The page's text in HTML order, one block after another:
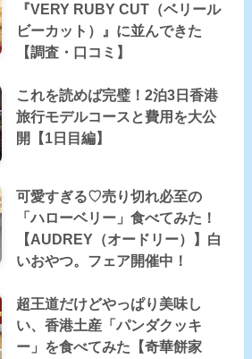
『VERY RUBY CUT（ベリール
ビーカット）』に並んできた
【調査・口コミ】
これを読めば完璧！2泊3日香港
旅行モデルコースと費用を大公
開【1日目編】
可愛すぎる♡売り切れ必至の
「ハローベリー」食べてみた！
【AUDREY（オードリー）】白
いおやつ。フェア開催中！
超王道だけどやっぱり美味し
い、香港土産「パンダクッキ
ー」を食べてみた【奇華餅家